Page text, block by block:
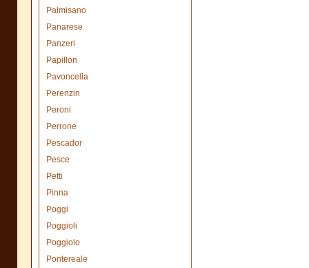
Palmisano
Panarese
Panzeri
Papillon
Pavoncella
Perenzin
Peroni
Perrone
Pescador
Pesce
Petti
Pinna
Poggi
Poggioli
Poggiolo
Pontereale